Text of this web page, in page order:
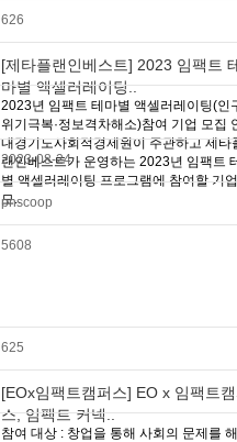
626
[제타플랜인베스트] 2023 임팩트
마별 액셀러레이팅..
2023년 임팩트 테마별 액셀러레이팅(인
위기극복·정보격차해소)참여 기업 모집
내경기도사회적경제원이 주관하고 제타
랜인베스트가 운영하는 2023년 임팩트
별 액셀러레이팅 프로그램에 참여할 기
모..
2023-08-24
pnscoop
5608
625
[EOx임팩트캠퍼스] EO x 임팩트
스, 임팩트 커넥..
참여 대상 : 창업을 통해 사회의 문제를